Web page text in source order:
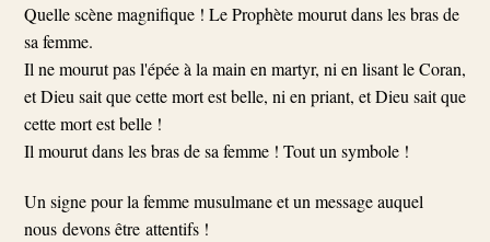
Quelle scène magnifique ! Le Prophète mourut dans les bras de
sa femme.
Il ne mourut pas l'épée à la main en martyr, ni en lisant le Coran,
et Dieu sait que cette mort est belle, ni en priant, et Dieu sait que
cette mort est belle !
Il mourut dans les bras de sa femme ! Tout un symbole !
Un signe pour la femme musulmane et un message auquel
nous devons être attentifs !